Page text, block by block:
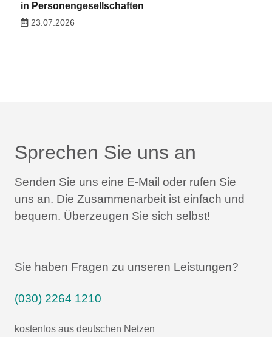
in Personengesellschaften
23.07.2026
Sprechen Sie uns an
Senden Sie uns eine E-Mail oder rufen Sie
uns an. Die Zusammenarbeit ist einfach und
bequem. Überzeugen Sie sich selbst!
Sie haben Fragen zu unseren Leistungen?
(030) 2264 1210
kostenlos aus deutschen Netzen